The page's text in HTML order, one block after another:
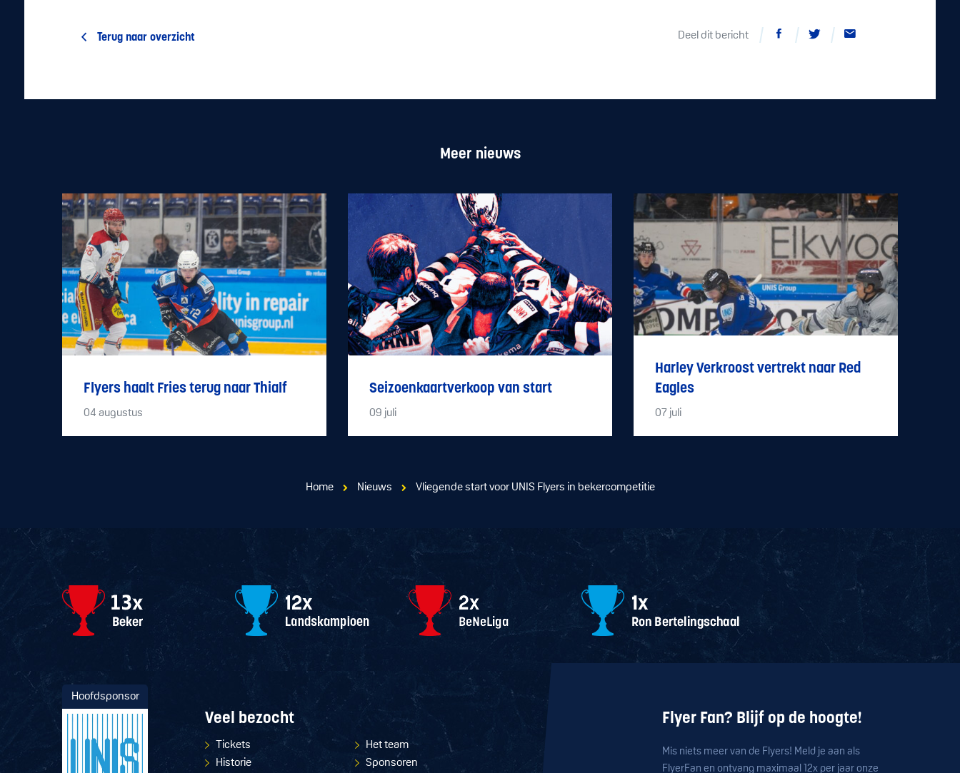
Terug naar overzicht Deel dit bericht
Meer nieuws
Flyers haalt Fries terug naar Thialf
04 augustus
Seizoenkaartverkoop van start
09 juli
Harley Verkroost vertrekt naar Red
Eagles
07 juli
Home Nieuws Vliegende start voor UNIS Flyers in bekercompetitie
Hoofdsponsor
Veel bezocht
Tickets
Het team
Historie
Sponsoren
Flyer Fan? Blijf op de hoogte!
Mis niets meer van de Flyers! Meld je aan als
FlyerFan en ontvang maximaal 12x per jaar onze